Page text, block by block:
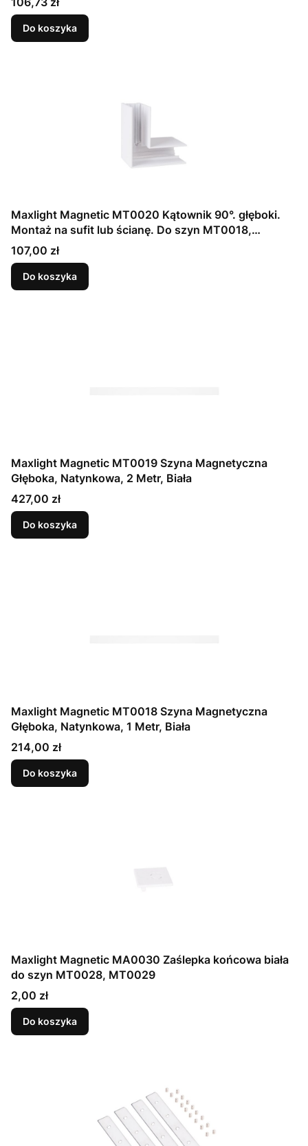
Do koszyka
Maxlight Magnetic MT0020 Kątownik 90°. głęboki.
Montaż na sufit lub ścianę. Do szyn MT0018,
MT0019
Cena
107,00 zł
Do koszyka
Maxlight Magnetic MT0019 Szyna Magnetyczna
Głęboka, Natynkowa, 2 Metr, Biała
Cena
427,00 zł
Do koszyka
Maxlight Magnetic MT0018 Szyna Magnetyczna
Głęboka, Natynkowa, 1 Metr, Biała
Cena
214,00 zł
Do koszyka
Maxlight Magnetic MA0030 Zaślepka końcowa biała
do szyn MT0028, MT0029
Cena
2,00 zł
Do koszyka